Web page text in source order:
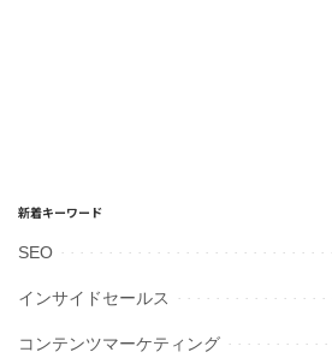
新着キーワード
SEO
インサイドセールス
コンテンツマーケティング